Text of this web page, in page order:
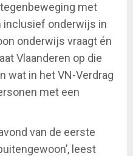
met
inclusief onderwijs in
onderwijs vraagt én
Vlaanderen op die
wat in het VN-Verdrag
met een
van de eerste
leest